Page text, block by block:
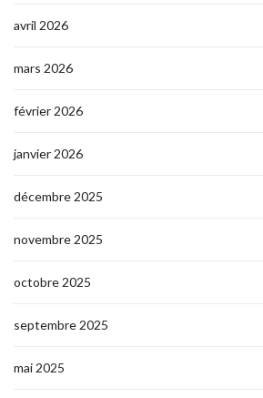
avril 2026
mars 2026
février 2026
janvier 2026
décembre 2025
novembre 2025
octobre 2025
septembre 2025
mai 2025